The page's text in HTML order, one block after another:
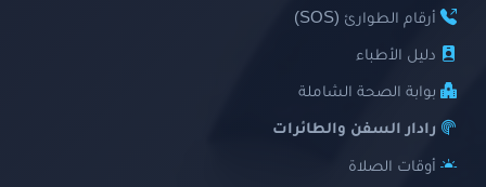
أرقام الطوارئ (SOS)
دليل الأطباء
بوابة الصحة الشاملة
رادار السفن والطائرات
أوقات الصلاة